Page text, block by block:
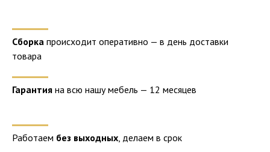
Сборка происходит оперативно — в день доставки
товара
Гарантия на всю нашу мебель — 12 месяцев
Работаем без выходных, делаем в срок